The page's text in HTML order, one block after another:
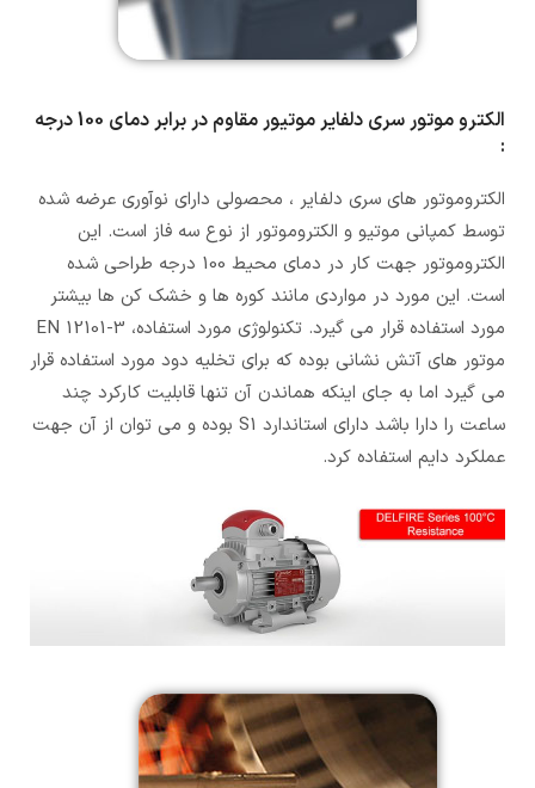
الکترو موتور سری دلفایر موتیور مقاوم در برابر دمای 100 درجه
:
الکتروموتور های سری دلفایر ، محصولی دارای نوآوری عرضه شده
توسط کمپانی موتیو و الکتروموتور از نوع سه فاز است. این
الکتروموتور جهت کار در دمای محیط 100 درجه طراحی شده
است. این مورد در مواردی مانند کوره ها و خشک کن ها بیشتر
مورد استفاده قرار می گیرد. تکنولوژی مورد استفاده، EN 12101-3
موتور های آتش نشانی بوده که برای تخلیه دود مورد استفاده قرار
می گیرد اما به جای اینکه هماندن آن تنها قابلیت کارکرد چند
ساعت را دارا باشد دارای استاندارد S1 بوده و می توان از آن جهت
عملکرد دایم استفاده کرد.